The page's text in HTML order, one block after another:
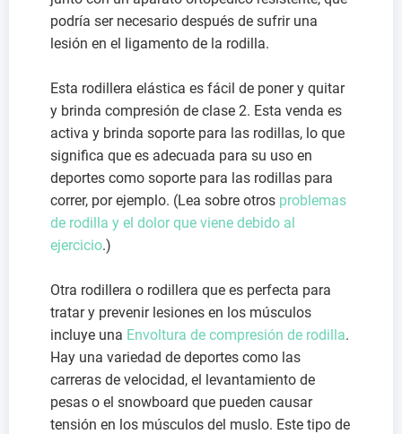
podría ser necesario después de sufrir una
lesión en el ligamento de la rodilla.
Esta rodillera elástica es fácil de poner y quitar
y brinda compresión de clase 2. Esta venda es
activa y brinda soporte para las rodillas, lo que
significa que es adecuada para su uso en
deportes como soporte para las rodillas para
correr, por ejemplo. (Lea sobre otros problemas
de rodilla y el dolor que viene debido al
ejercicio.)
Otra rodillera o rodillera que es perfecta para
tratar y prevenir lesiones en los músculos
incluye una Envoltura de compresión de rodilla.
Hay una variedad de deportes como las
carreras de velocidad, el levantamiento de
pesas o el snowboard que pueden causar
tensión en los músculos del muslo. Este tipo de